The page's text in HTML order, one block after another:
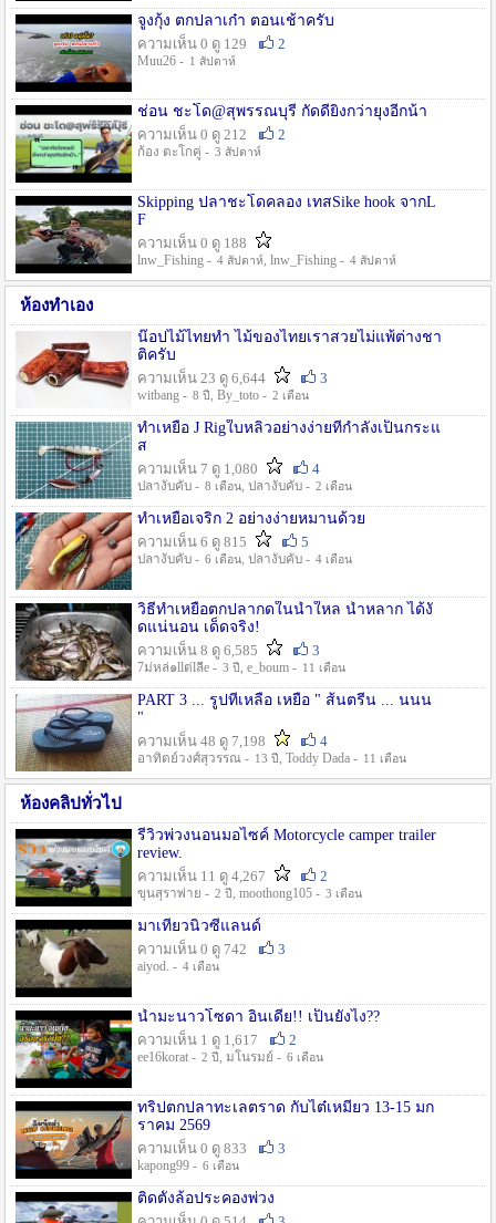
จูงกุ้ง ตกปลาเก๋า ตอนเช้าครับ
ความเห็น 0 ดู 129
2
Muu26 - 1 สัปดาห์
ช่อน ชะโด@สุพรรณบุรี กัดดียิ่งกว่ายุงอีกน้า
ความเห็น 0 ดู 212
2
ก้อง ตะโกคู่ - 3 สัปดาห์
Skipping ปลาชะโดคลอง เทสSike hook จากL
F
ความเห็น 0 ดู 188
lnw_Fishing - 4 สัปดาห์, lnw_Fishing - 4 สัปดาห์
ห้องทำเอง
น๊อปไม้ไทยทำ ไม้ของไทยเราสวยไม่แพ้ต่างชา
ติครับ
ความเห็น 23 ดู 6,644
3
witbang - 8 ปี , By_toto - 2 เดือน
ทำเหยื่อ J Rigใบหลิวอย่างง่ายที่กำลังเป็นกระแ
ส
ความเห็น 7 ดู 1,080
4
ปลางับคับ - 8 เดือน, ปลางับคับ - 2 เดือน
ทำเหยื่อเจริก 2 อย่างง่ายหมานด้วย
ความเห็น 6 ดู 815
5
ปลางับคับ - 6 เดือน, ปลางับคับ - 4 เดือน
วิธีทำเหยื่อตกปลากดในน้ำใหล น้ำหลาก ได้งั
ดแน่นอน เด็ดจริง!
ความเห็น 8 ดู 6,585
3
7ม่หล่๑llต่lลีe - 3 ปี , e_boum - 11 เดือน
PART 3 ... รูปที่เหลือ เหยื่อ " ส้นตรีน ... นนน
"
ความเห็น 48 ดู 7,198
4
อาทิตย์วงศ์สุวรรณ - 13 ปี , Toddy Dada - 11 เดือน
ห้องคลิปทั่วไป
รีวิวพ่วงนอนมอไซค์ Motorcycle camper trailer
review.
ความเห็น 11 ดู 4,267
2
ขุนสุราพ่าย - 2 ปี , moothong105 - 3 เดือน
มาเที่ยวนิวซีแลนด์
ความเห็น 0 ดู 742
3
aiyod. - 4 เดือน
น้ำมะนาวโซดา อินเดีย!! เป็นยังไง??
ความเห็น 1 ดู 1,617
2
ee16korat - 2 ปี , มโนรมย์ - 6 เดือน
ทริปตกปลาทะเลตราด กับไต๋เหมี่ยว 13-15 มก
ราคม 2569
ความเห็น 0 ดู 833
3
kapong99 - 6 เดือน
ติดตั้งล้อประคองพ่วง